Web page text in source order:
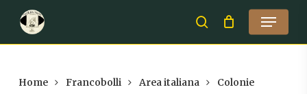
main
search
Menu
Home Francobolli Area italiana
Colonie
Close